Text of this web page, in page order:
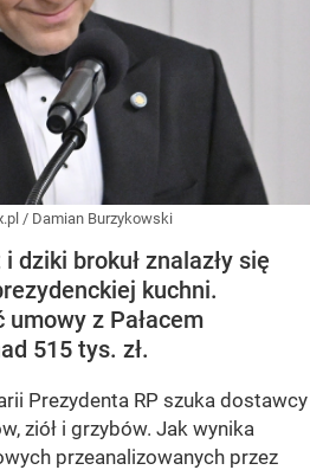
/ Damian Burzykowski
dziki brokuł znalazły się
kuchni.
z Pałacem
515 tys. zł.
Prezydenta RP szuka dostawcy
ziół i grzybów. Jak wynika
przeanalizowanych przez